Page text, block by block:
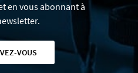
en vous abonnant à
VOUS